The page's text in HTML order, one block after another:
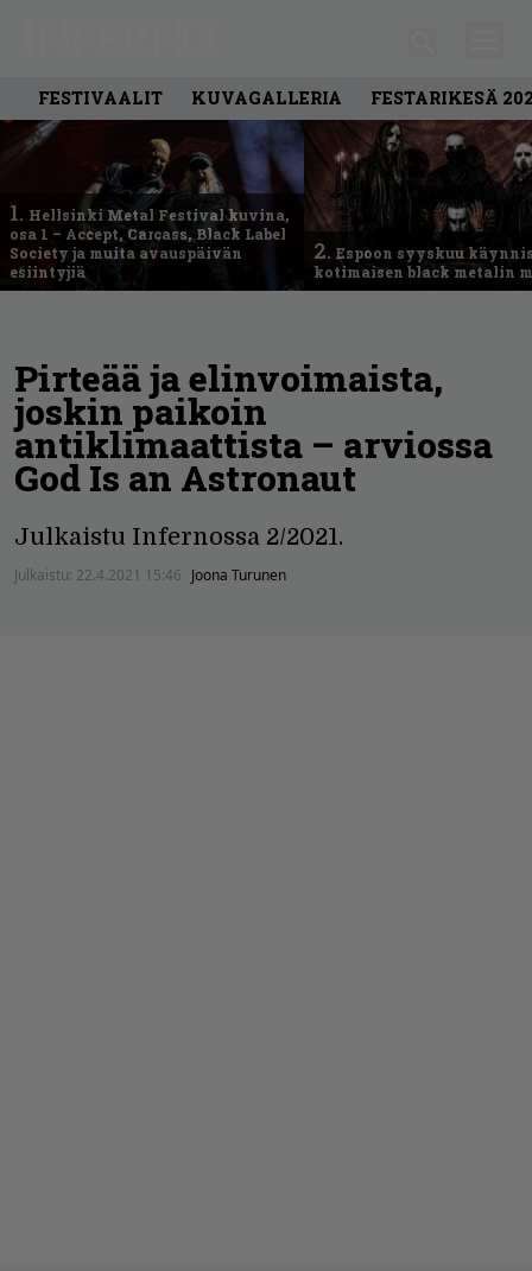
FESTIVAALIT KUVAGALLERIA FESTARIKESÄ
1. Hellsinki Metal Festival kuvina,
osa 1 – Accept, Carcass, Black Label
Society ja muita avauspäivän
esiintyjiä
2. Espoon syyskuu
kotimaisen black metalin
Pirteää ja elinvoimaista,
joskin paikoin
antiklimaattista – arviossa
God Is an Astronaut
Julkaistu Infernossa 2/2021.
Julkaistu: 22.4.2021 15:46 Joona Turunen